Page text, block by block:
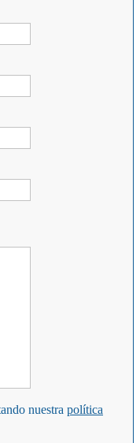
nuestra política